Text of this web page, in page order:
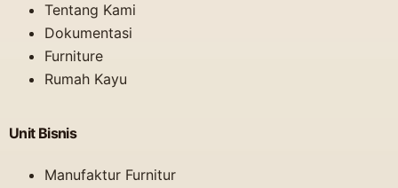
Tentang Kami
Dokumentasi
Furniture
Rumah Kayu
Unit Bisnis
Manufaktur Furnitur